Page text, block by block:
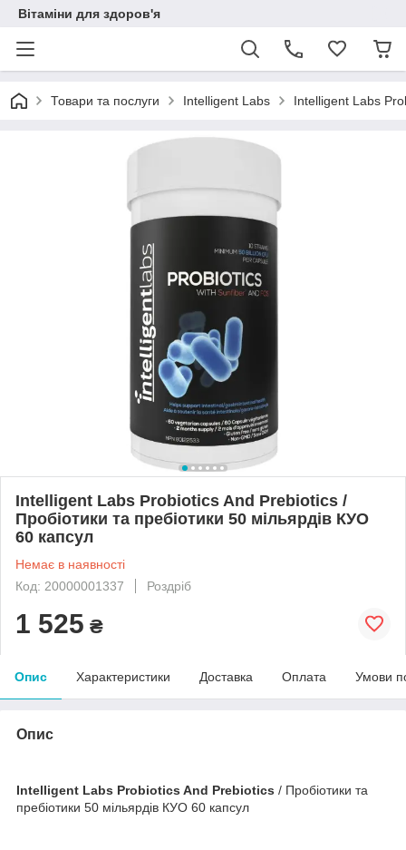
Вітаміни для здоров'я
Товари та послуги Intelligent Labs Intelligent Labs
Intelligent Labs Probiotics And Prebiotics /
Пробіотики та пребіотики 50 мільярдів КУО
60 капсул
Немає в наявності
Код: 20000001337
Роздріб
1 525 ₴
Опис Характеристики Доставка Оплата Умови
Опис
Intelligent Labs Probiotics And Prebiotics / Пробіотики та
пребіотики 50 мільярдів КУО 60 капсул